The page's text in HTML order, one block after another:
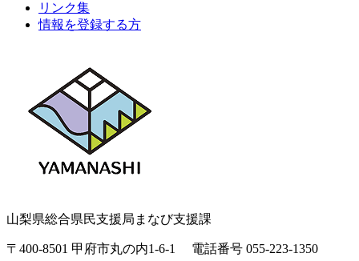
リンク集
情報を登録する方
山梨県総合県民支援局まなび支援課
〒400-8501 甲府市丸の内1-6-1 電話番号 055-223-1350